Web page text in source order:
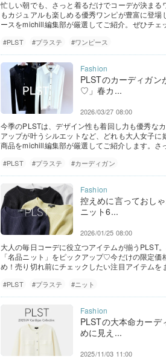
忙しい朝でも、さっと着るだけでコーデが決ま
もカジュアルも楽しめる優秀ワンピが豊富に登
ースをmichill編集部が厳選してご紹介。ぜひチェ
#PLST #プラステ #ワンピース
PLSTのカーディガン
♡」春カ...
2026/03/27 08:00
今季のPLSTは、デザイン性も着回し力も優秀な
アップが叶うシルエットなど、どれも大人女子
商品をmichill編集部が厳選してご紹介します。さ
#PLST #プラステ #カーディガン
控えめに言っておし
ニット6...
2026/01/25 08:00
大人の毎日コーデに役立つアイテムが揃うPLST
「名品ニット」をピックアップ♡今だけの限定
め！売り切れ前にチェックしたい注目アイテムを
#PLST #プラステ #ニット
PLSTの大本命カーデ
めに見え...
2025/11/03 11:00